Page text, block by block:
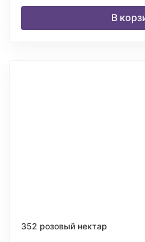
В
352 розовый нектар